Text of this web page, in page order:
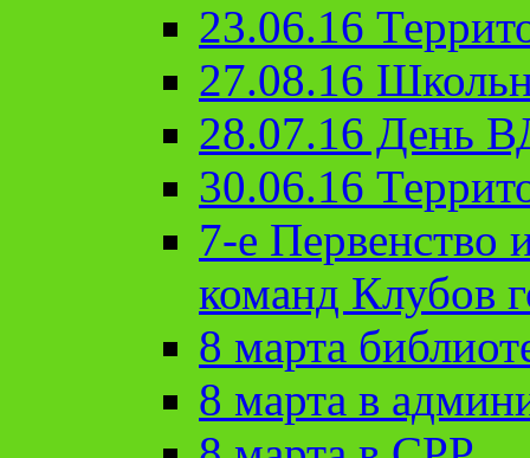
23.06.16
27.08.16
28.07.16 День
30.06.16
7-е Первенство
команд Клубов
8 марта
8 марта в